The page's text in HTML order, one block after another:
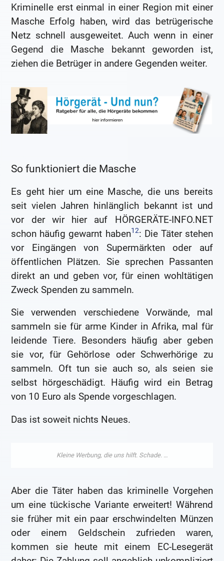
Kriminelle erst einmal in einer Region mit einer
Masche Erfolg haben, wird das betrügerische
Netz schnell ausgeweitet. Auch wenn in einer
Gegend die Masche bekannt geworden ist,
ziehen die Betrüger in andere Gegenden weiter.
So funktioniert die Masche
Es geht hier um eine Masche, die uns bereits
seit vielen Jahren hinlänglich bekannt ist und
vor der wir hier auf HÖRGERÄTE-INFO.NET
schon häufig gewarnt haben12: Die Täter stehen
vor Eingängen von Supermärkten oder auf
öffentlichen Plätzen. Sie sprechen Passanten
direkt an und geben vor, für einen wohltätigen
Zweck Spenden zu sammeln.
Sie verwenden verschiedene Vorwände, mal
sammeln sie für arme Kinder in Afrika, mal für
leidende Tiere. Besonders häufig aber geben
sie vor, für Gehörlose oder Schwerhörige zu
sammeln. Oft tun sie auch so, als seien sie
selbst hörgeschädigt. Häufig wird ein Betrag
von 10 Euro als Spende vorgeschlagen.
Das ist soweit nichts Neues.
Aber die Täter haben das kriminelle Vorgehen
um eine tückische Variante erweitert! Während
sie früher mit ein paar erschwindelten Münzen
oder einem Geldschein zufrieden waren,
kommen sie heute mit einem EC-Lesegerät